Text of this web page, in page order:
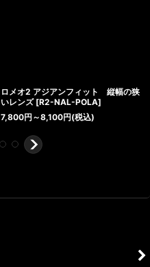
ロメオ2 アジアンフィット 縦幅の狭
いレンズ [R2-NAL-POLA]
7,800円 ～8,100円(税込)